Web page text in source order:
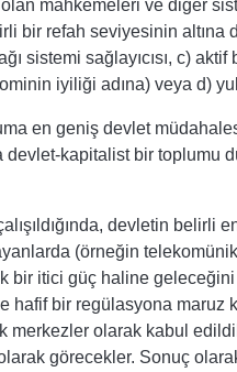
mahkemeleri ve diğer
bir refah seviyesinin altına
sistemi sağlayıcısı, c) aktif
iyiliği adına) veya d)
en geniş devlet
devlet-kapitalist bir toplumu
devletin belirli
(örneğin
bir itici güç haline
hafif bir regülasyona maruz
olarak kabul
görecekler. Sonuç